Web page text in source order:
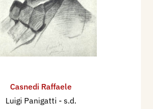
Casnedi Raffaele
Luigi Panigatti - s.d.